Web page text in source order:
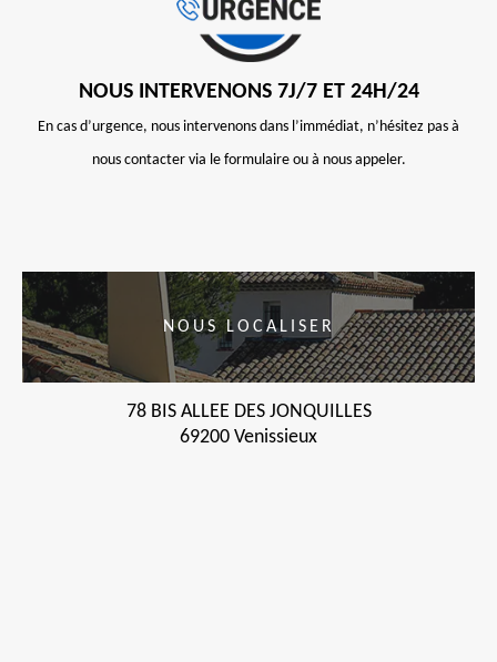
NOUS INTERVENONS 7J/7 ET 24H/24
En cas d’urgence, nous intervenons dans l’immédiat, n’hésitez pas à
nous contacter via le formulaire ou à nous appeler.
NOUS LOCALISER
78 BIS ALLEE DES JONQUILLES
69200 Venissieux